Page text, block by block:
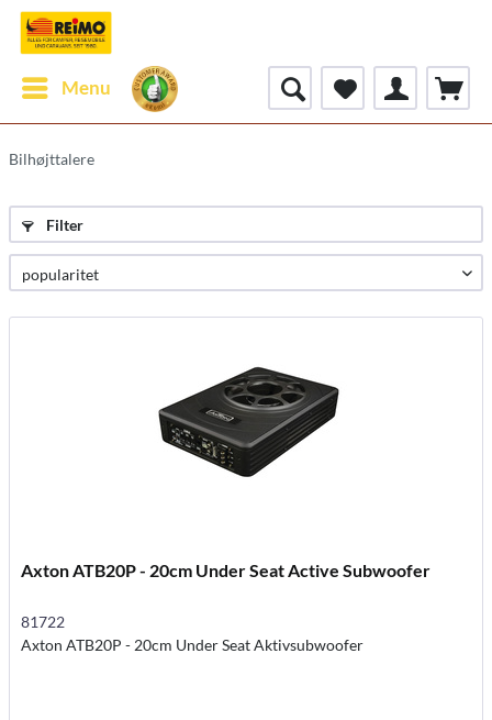
Menu
Bilhøjttalere
Filter
Axton ATB20P - 20cm Under Seat Active Subwoofer
81722
Axton ATB20P - 20cm Under Seat Aktivsubwoofer